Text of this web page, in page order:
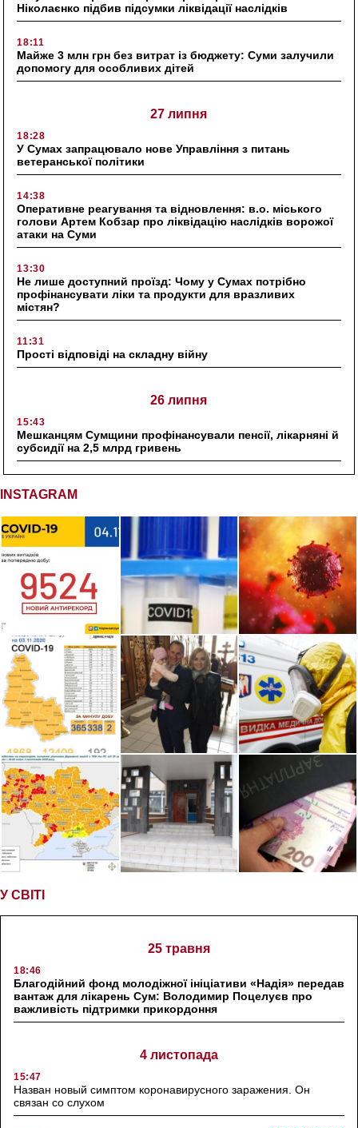
Ніколаєнко підбив підсумки ліквідації наслідків
18:11
Майже 3 млн грн без витрат із бюджету: Суми залучили
допомогу для особливих дітей
27 липня
18:28
У Сумах запрацювало нове Управління з питань
ветеранської політики
14:38
Оперативне реагування та відновлення: в.о. міського
голови Артем Кобзар про ліквідацію наслідків ворожої
атаки на Суми
13:30
Не лише доступний проїзд: Чому у Сумах потрібно
профінансувати ліки та продукти для вразливих
містян?
11:31
Прості відповіді на складну війну
26 липня
15:43
Мешканцям Сумщини профінансували пенсії, лікарняні й
субсидії на 2,5 млрд гривень
INSTAGRAM
У СВІТІ
25 травня
18:46
Благодійний фонд молодіжної ініціативи «Надія» передав
вантаж для лікарень Сум: Володимир Поцелуєв про
важливість підтримки прикордоння
4 листопада
15:47
Назван новый симптом коронавирусного заражения. Он
связан со слухом